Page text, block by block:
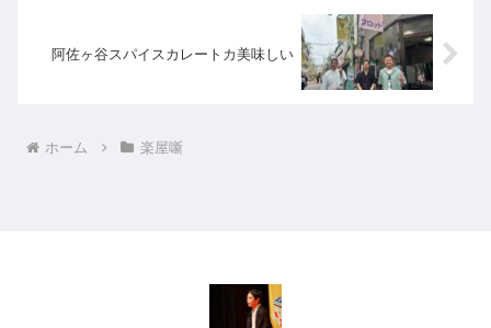
阿佐ヶ谷スパイスカレートカ美味しい
ホーム 楽屋噺